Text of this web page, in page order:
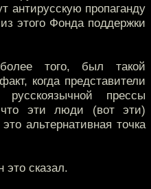
антирусскую пропаганду
этого Фонда поддержки
того, был такой
когда представители
прессы
эти люди (вот эти)
альтернативная точка
это сказал.